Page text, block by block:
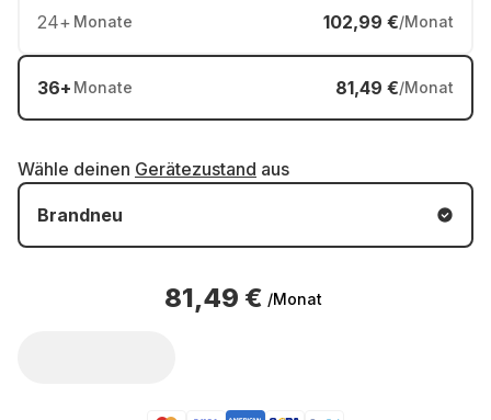
24+ Monate 102,99 €/Monat
36+ Monate 81,49 €/Monat
Wähle deinen Gerätezustand aus
Brandneu
81,49 € /Monat